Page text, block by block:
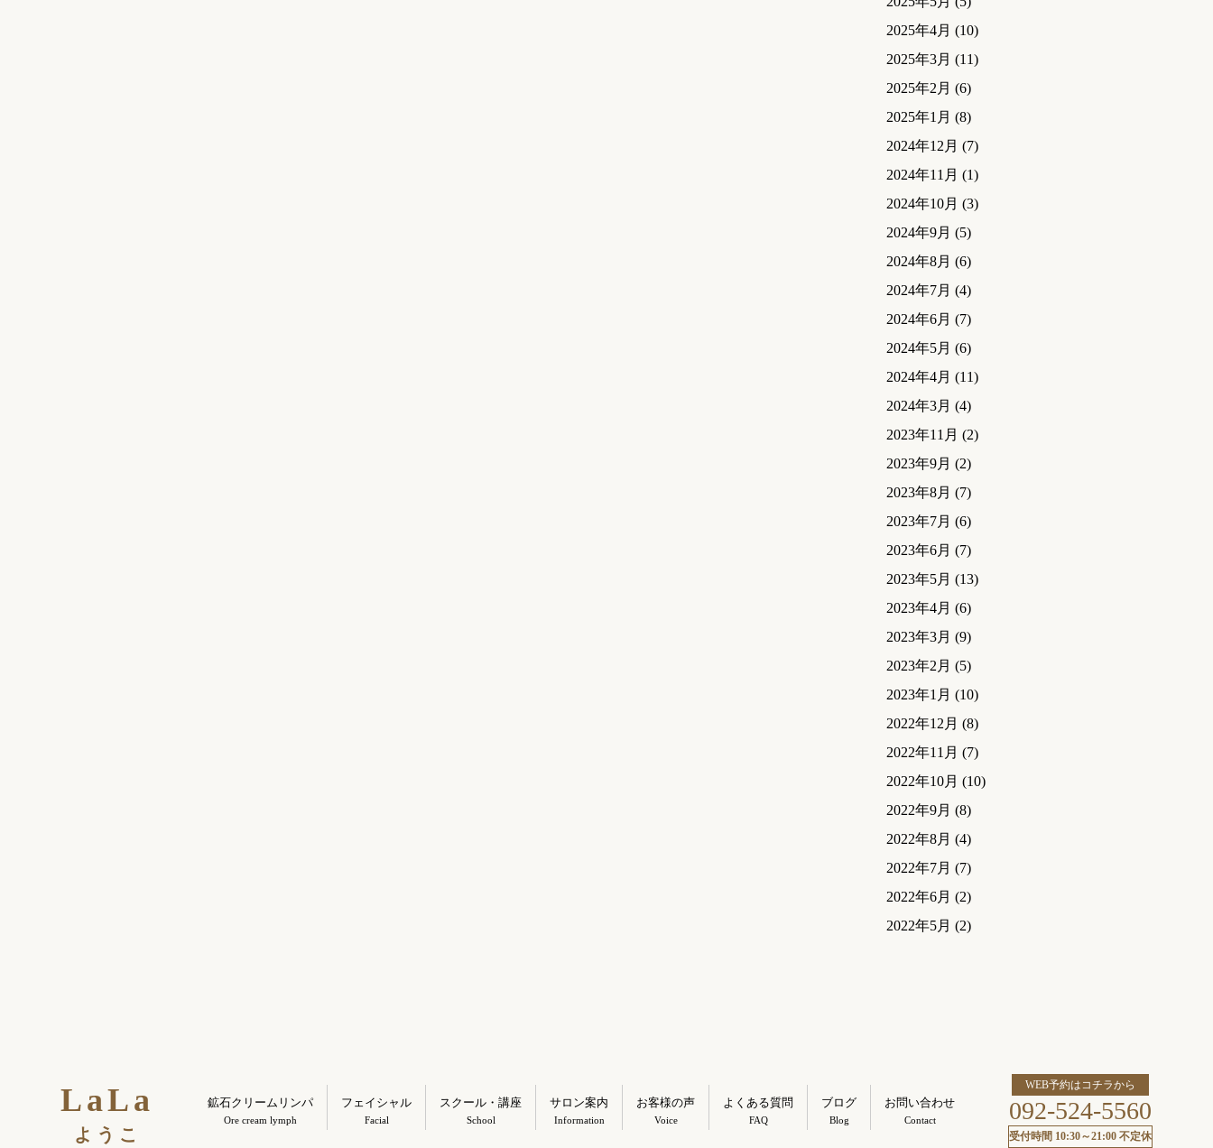
2025年4月 (10)
2025年3月 (11)
2025年2月 (6)
2025年1月 (8)
2024年12月 (7)
2024年11月 (1)
2024年10月 (3)
2024年9月 (5)
2024年8月 (6)
2024年7月 (4)
2024年6月 (7)
2024年5月 (6)
2024年4月 (11)
2024年3月 (4)
2023年11月 (2)
2023年9月 (2)
2023年8月 (7)
2023年7月 (6)
2023年6月 (7)
2023年5月 (13)
2023年4月 (6)
2023年3月 (9)
2023年2月 (5)
2023年1月 (10)
2022年12月 (8)
2022年11月 (7)
2022年10月 (10)
2022年9月 (8)
2022年8月 (4)
2022年7月 (7)
2022年6月 (2)
2022年5月 (2)
LaLa
ようこ
鉱石クリームリンパ
Ore cream lymph
フェイシャル
Facial
スクール・講座
School
サロン案内
Information
お客様の声
Voice
よくある質問
FAQ
ブログ
Blog
お問い合わせ
Contact
WEB予約はコチラから
092-524-5560
受付時間 10:30～21:00 不定休